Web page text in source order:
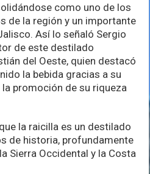
y
turismo,
listos
para
un
nuevo
impulso
en
San
como uno de los
de la región y un importante
Así lo señaló Sergio
de este destilado
del Oeste, quien destacó
la bebida gracias a su
promoción de su riqueza
la raicilla es un destilado
de historia, profundamente
Sierra Occidental y la Costa